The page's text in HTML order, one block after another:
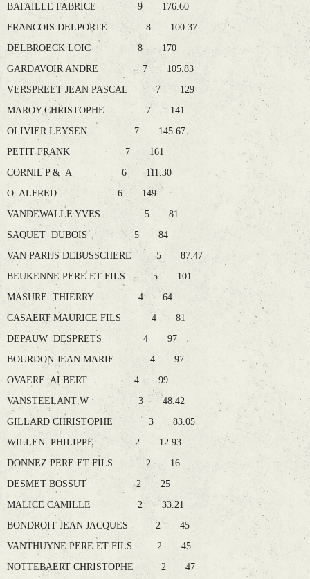
BATAILLE FABRICE 9 176.60
FRANCOIS DELPORTE 8 100.37
DELBROECK LOIC 8 170
GARDAVOIR ANDRE 7 105.83
VERSPREET JEAN PASCAL 7 129
MAROY CHRISTOPHE 7 141
OLIVIER LEYSEN 7 145.67
PETIT FRANK 7 161
CORNIL P & A 6 111.30
O ALFRED 6 149
VANDEWALLE YVES 5 81
SAQUET DUBOIS 5 84
VAN PARIJS DEBUSSCHERE 5 87.47
BEUKENNE PERE ET FILS 5 101
MASURE THIERRY 4 64
CASAERT MAURICE FILS 4 81
DEPAUW DESPRETS 4 97
BOURDON JEAN MARIE 4 97
OVAERE ALBERT 4 99
VANSTEELANT W 3 48.42
GILLARD CHRISTOPHE 3 83.05
WILLEN PHILIPPE 2 12.93
DONNEZ PERE ET FILS 2 16
DESMET BOSSUT 2 25
MALICE CAMILLE 2 33.21
BONDROIT JEAN JACQUES 2 45
VANTHUYNE PERE ET FILS 2 45
NOTTEBAERT CHRISTOPHE 2 47